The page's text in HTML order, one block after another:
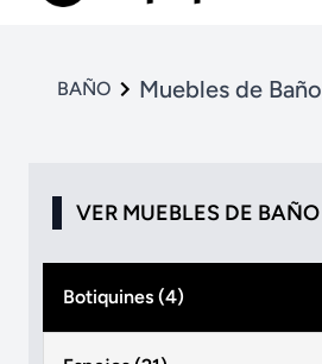
BAÑO Muebles de Baño
VER MUEBLES DE BAÑO
Botiquines (4)